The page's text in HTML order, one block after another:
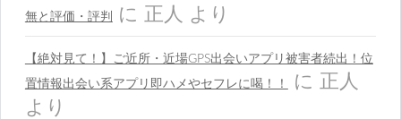
無と評価・評判
に 正人 より
【絶対見て！】ご近所・近場GPS出会いアプリ被害者続出！位
置情報出会い系アプリ即ハメやセフレに喝！！
に
正人
より